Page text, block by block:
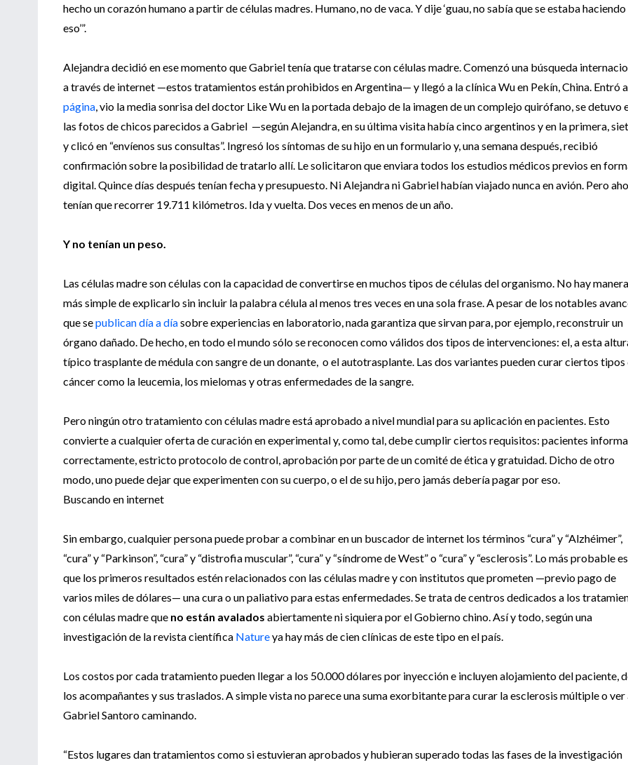
hecho un corazón humano a partir de células madres. Humano, no de vaca. Y dije ‘guau, no sabía que se estaba haciendo
eso’”.
Alejandra decidió en ese momento que Gabriel tenía que tratarse con células madre. Comenzó una búsqueda
a través de internet —estos tratamientos están prohibidos en Argentina— y llegó a la clínica Wu en Pekín, China. Entró
página , vio la media sonrisa del doctor Like Wu en la portada debajo de la imagen de un complejo quirófano, se detuvo
las fotos de chicos parecidos a Gabriel —según Alejandra, en su última visita había cinco argentinos y en la primera,
y clicó en “envíenos sus consultas”. Ingresó los síntomas de su hijo en un formulario y, una semana después, recibió
confirmación sobre la posibilidad de tratarlo allí. Le solicitaron que enviara todos los estudios médicos previos en
digital. Quince días después tenían fecha y presupuesto. Ni Alejandra ni Gabriel habían viajado nunca en avión. Pero
tenían que recorrer 19.711 kilómetros. Ida y vuelta. Dos veces en menos de un año.
Y no tenían un peso.
Las células madre son células con la capacidad de convertirse en muchos tipos de células del organismo. No hay manera
más simple de explicarlo sin incluir la palabra célula al menos tres veces en una sola frase. A pesar de los notables
que sepublican día a díasobre experiencias en laboratorio, nada garantiza que sirvan para, por ejemplo, reconstruir un
órgano dañado. De hecho, en todo el mundo sólo se reconocen como válidos dos tipos de intervenciones: el, a esta
típico trasplante de médula con sangre de un donante, o el autotrasplante. Las dos variantes pueden curar ciertos tipos
cáncer como la leucemia, los mielomas y otras enfermedades de la sangre.
Pero ningún otro tratamiento con células madre está aprobado a nivel mundial para su aplicación en pacientes. Esto
convierte a cualquier oferta de curación en experimental y, como tal, debe cumplir ciertos requisitos: pacientes
correctamente, estricto protocolo de control, aprobación por parte de un comité de ética y gratuidad. Dicho de otro
modo, uno puede dejar que experimenten con su cuerpo, o el de su hijo, pero jamás debería pagar por eso.
Buscando en internet
Sin embargo, cualquier persona puede probar a combinar en un buscador de internet los términos “cura” y “Alzhéimer”,
“cura” y “Parkinson”, “cura” y “distrofia muscular”, “cura” y “síndrome de West” o “cura” y “esclerosis”. Lo más probable es
que los primeros resultados estén relacionados con las células madre y con institutos que prometen —previo pago de
varios miles de dólares— una cura o un paliativo para estas enfermedades. Se trata de centros dedicados a los
con células madre que no están avalados abiertamente ni siquiera por el Gobierno chino. Así y todo, según una
investigación de la revista científica Natureya hay más de cien clínicas de este tipo en el país.
Los costos por cada tratamiento pueden llegar a los 50.000 dólares por inyección e incluyen alojamiento del paciente,
los acompañantes y sus traslados. A simple vista no parece una suma exorbitante para curar la esclerosis múltiple o ver
Gabriel Santoro caminando.
“Estos lugares dan tratamientos como si estuvieran aprobados y hubieran superado todas las fases de la investigación